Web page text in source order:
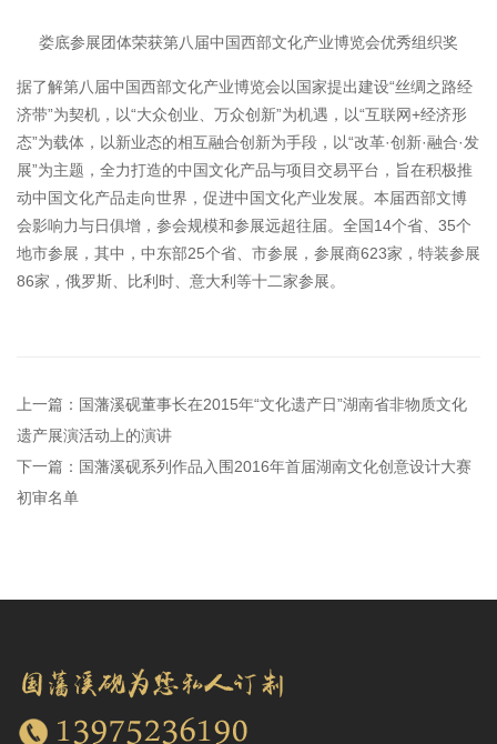
娄底参展团体荣获第八届中国西部文化产业博览会优秀组织奖
据了解第八届中国西部文化产业博览会以国家提出建设“丝绸之路经
济带”为契机，以“大众创业、万众创新”为机遇，以“互联网+经济形
态”为载体，以新业态的相互融合创新为手段，以“改革·创新·融合·发
展”为主题，全力打造的中国文化产品与项目交易平台，旨在积极推
动中国文化产品走向世界，促进中国文化产业发展。本届西部文博
会影响力与日俱增，参会规模和参展远超往届。全国14个省、35个
地市参展，其中，中东部25个省、市参展，参展商623家，特装参展
86家，俄罗斯、比利时、意大利等十二家参展。
上一篇：国藩溪砚董事长在2015年“文化遗产日”湖南省非物质文化
遗产展演活动上的演讲
下一篇：国藩溪砚系列作品入围2016年首届湖南文化创意设计大赛
初审名单